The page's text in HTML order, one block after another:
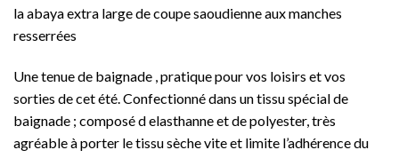
la abaya extra large de coupe saoudienne aux manches
resserrées
Une tenue de baignade , pratique pour vos loisirs et vos
sorties de cet été. Confectionné dans un tissu spécial de
baignade ; composé d elasthanne et de polyester, très
agréable à porter le tissu sèche vite et limite l’adhérence du